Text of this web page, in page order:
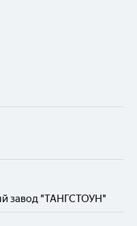
завод "ТАНГСТОУН"